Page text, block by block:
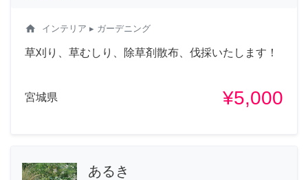
home インテリア ▸ ガーデニング
草刈り、草むしり、除草剤散布、伐採いたします！
宮城県 ¥5,000
あるき